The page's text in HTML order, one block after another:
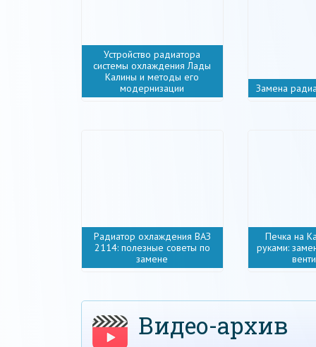
Устройство радиатора
системы охлаждения Лады
Калины и методы его
модернизации
Замена
Радиатор охлаждения ВАЗ
2114: полезные советы по
замене
Печка на
руками:
Видео-архив